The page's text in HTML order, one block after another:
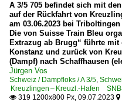
A 3/5 705 befindet sich mit
auf der Rückfahrt von
am 03.06.2023 bei
Die von Suisse Train Bleu
Extrazug ab Brugg“ führte
Konstanz und zurück von
(Dampf) nach Schaffhausen
Jürgen Vos
Schweiz / Dampfloks / A 3/5,
Kreuzlingen – Kreuzl.-Hafen
 319 1200x800 Px, 09.07.2023 